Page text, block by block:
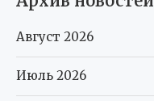
Август 2026
Июль 2026